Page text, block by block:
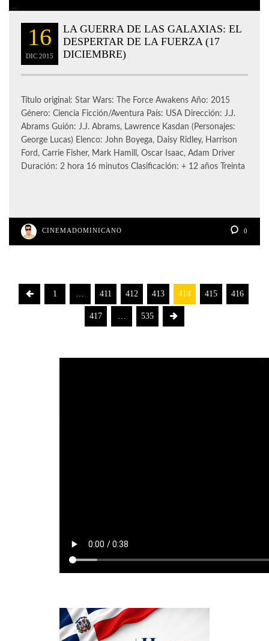
16
DIC 2015
LA GUERRA DE LAS GALAXIAS: EL
DESPERTAR DE LA FUERZA (17
DICIEMBRE)
Título original: Star Wars: The Force Awakens Año: 2015
Género: Ciencia Ficción/Aventura País: USA Dirección: J.J.
Abrams Guión: J.J. Abrams, Lawrence Kasdan (Personajes:
George Lucas) Elenco: John Boyega, Daisy Ridley, Harrison
Ford, Carrie Fisher, Mark Hamill, Oscar Isaac, Adam Driver
Duración: 2 hora 16 minutos Clasificación: + 12 años Treinta
CINEMADOMINICANO 0
1 … 411 412 413 414 415 416
417 … 535